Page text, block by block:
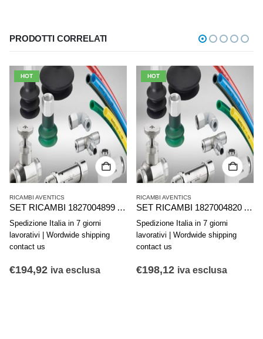
PRODOTTI CORRELATI
HOT
RICAMBI AVENTICS
SET RICAMBI 1827004899 AVENTICS SERIE PRA C10P..80.PA.SCHL
Spedizione Italia in 7 giorni
lavorativi | Wordwide shipping
contact us
€194,92 iva esclusa
HOT
RICAMBI AVENTICS
SET RICAMBI 1827004820 AVENTICS SERIE PRA C10A D160 INTERIOR KIT
Spedizione Italia in 7 giorni
lavorativi | Wordwide shipping
contact us
€198,12 iva esclusa